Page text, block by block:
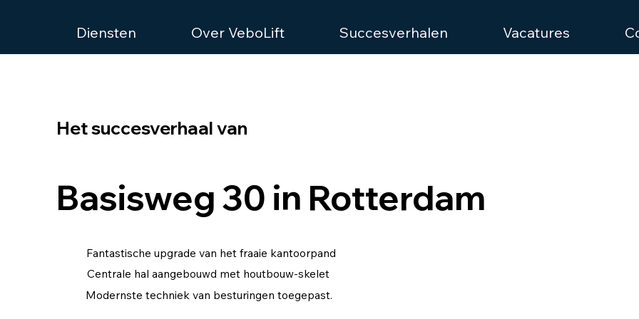
Het succesverhaal van
Basisweg 30 in Rotterdam
Fantastische upgrade van het fraaie kantoorpand
Centrale hal aangebouwd met houtbouw-skelet
Modernste techniek van besturingen toegepast.
Diensten Over VeboLift Succesverhalen Vacatures